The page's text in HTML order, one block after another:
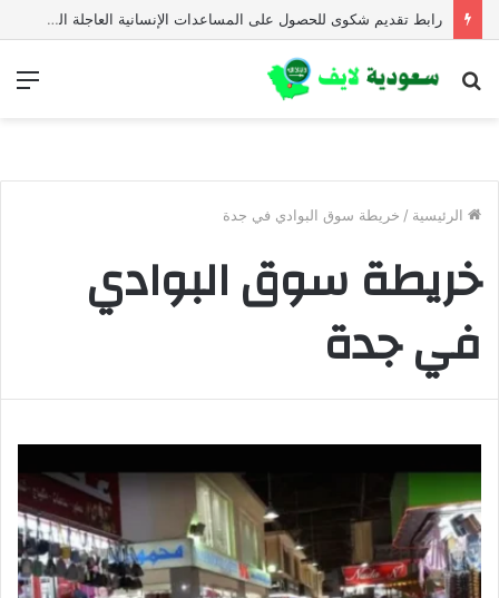
رابط تقديم شكوى للحصول على المساعدات الإنسانية العاجلة المجلس النرويجي للاجئين
بحث
الرئيسية / خريطة سوق البوادي في جدة
خريطة سوق البوادي
في جدة